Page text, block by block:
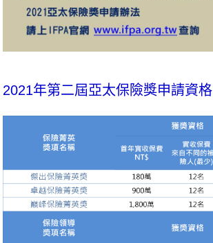
2021年第二屆亞太保險獎申請資格